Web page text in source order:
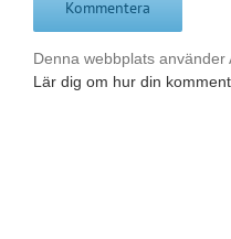
Denna webbplats använder
Lär dig om hur din